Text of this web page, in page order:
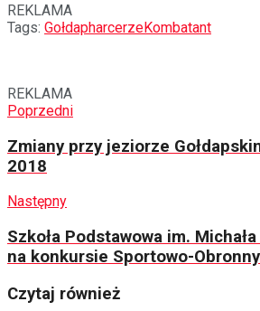
REKLAMA
Tags: GołdapharcerzeKombatant
REKLAMA
Poprzedni
Zmiany przy jeziorze
2018
Następny
Szkoła Podstawowa im.
na konkursie Sportowo-
Czytaj również